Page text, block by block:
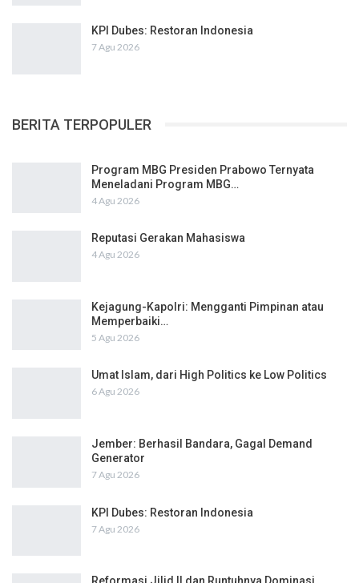
KPI Dubes: Restoran Indonesia
7 Agu 2026
BERITA TERPOPULER
Program MBG Presiden Prabowo Ternyata
Meneladani Program MBG…
4 Agu 2026
Reputasi Gerakan Mahasiswa
4 Agu 2026
Kejagung-Kapolri: Mengganti Pimpinan atau
Memperbaiki…
5 Agu 2026
Umat Islam, dari High Politics ke Low Politics
6 Agu 2026
Jember: Berhasil Bandara, Gagal Demand
Generator
7 Agu 2026
KPI Dubes: Restoran Indonesia
7 Agu 2026